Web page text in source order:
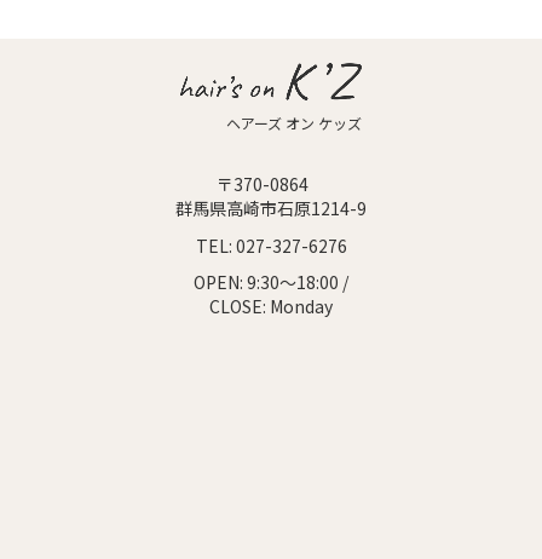
ヘアーズ オン ケッズ
〒370-0864
群馬県高崎市石原1214-9
TEL: 027-327-6276
OPEN: 9:30～18:00 /
CLOSE: Monday